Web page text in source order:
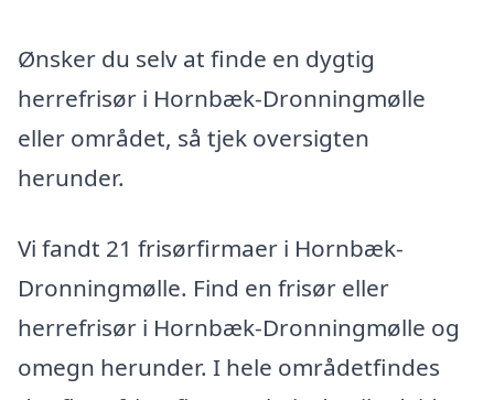
Ønsker du selv at finde en dygtig
herrefrisør i Hornbæk-Dronningmølle
eller området, så tjek oversigten
herunder.
Vi fandt 21 frisørfirmaer i Hornbæk-
Dronningmølle. Find en frisør eller
herrefrisør i Hornbæk-Dronningmølle og
omegn herunder. I hele områdetfindes